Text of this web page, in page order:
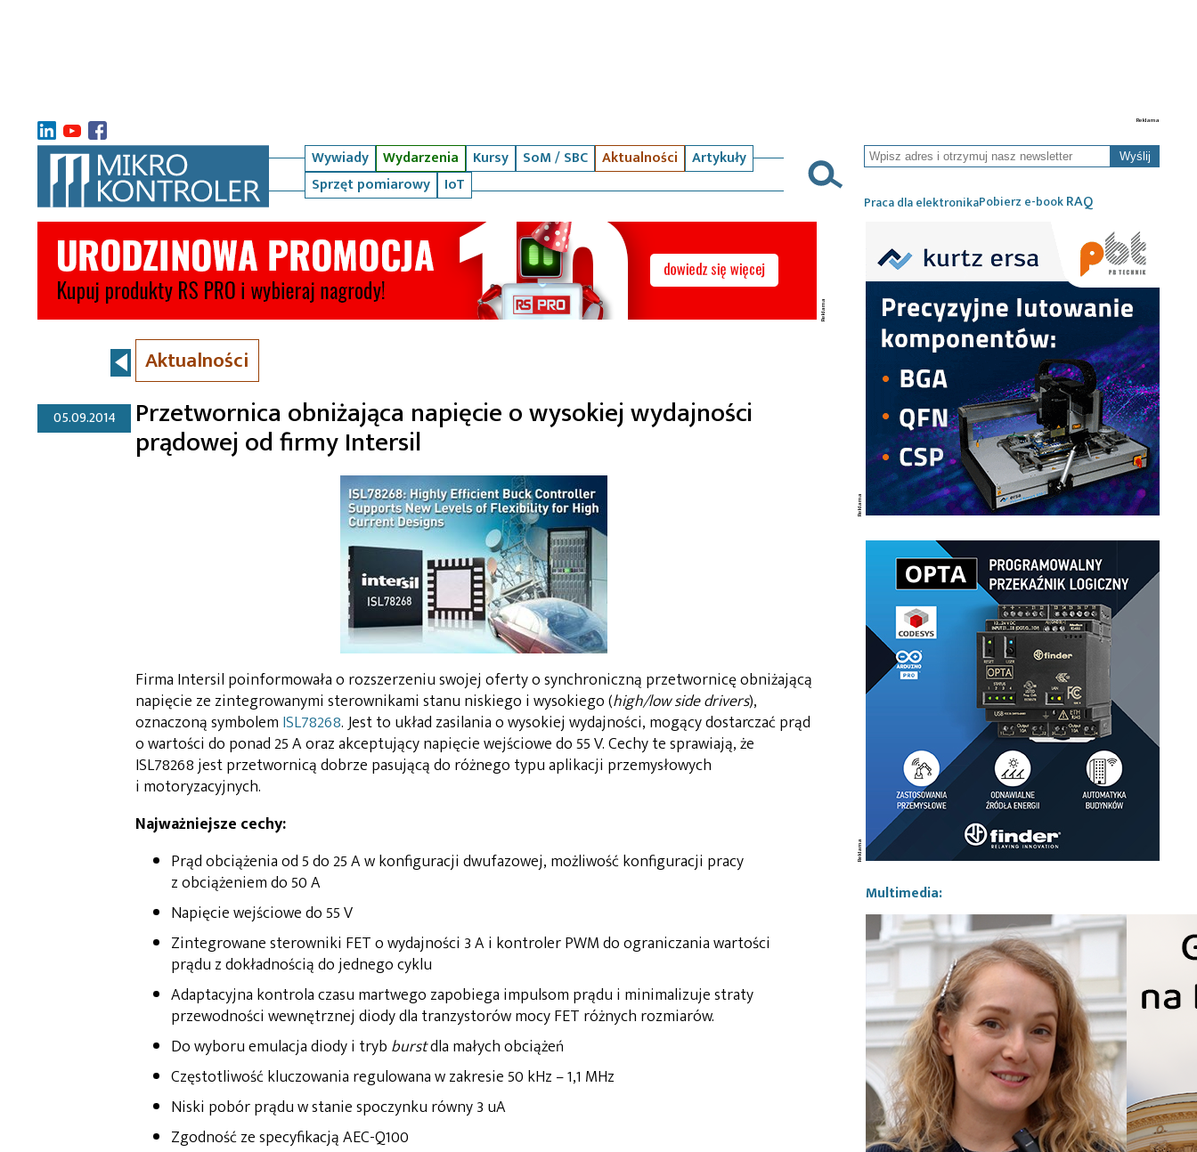
Wywiady Wydarzenia Kursy SoM / SBC Aktualności
Artykuły
Sprzęt pomiarowy
IoT
Wyślij
Praca dla elektronikaPobierz e-bookRAQ
Aktualności
05.09.2014 Przetwornica obniżająca napięcie o wysokiej wydajności
prądowej od firmy Intersil
Firma Intersil poinformowała o rozszerzeniu swojej oferty o synchroniczną przetwornicę obniżającą
napięcie ze zintegrowanymi sterownikami stanu niskiego i wysokiego (high/low side drivers),
oznaczoną symbolem ISL78268. Jest to układ zasilania o wysokiej wydajności, mogący dostarczać prąd
o wartości do ponad 25 A oraz akceptujący napięcie wejściowe do 55 V. Cechy te sprawiają, że
ISL78268 jest przetwornicą dobrze pasującą do różnego typu aplikacji przemysłowych
i motoryzacyjnych.
Najważniejsze cechy:
Prąd obciążenia od 5 do 25 A w konfiguracji dwufazowej, możliwość konfiguracji pracy
z obciążeniem do 50 A
Napięcie wejściowe do 55 V
Zintegrowane sterowniki FET o wydajności 3 A i kontroler PWM do ograniczania wartości
prądu z dokładnością do jednego cyklu
Adaptacyjna kontrola czasu martwego zapobiega impulsom prądu i minimalizuje straty
przewodności wewnętrznej diody dla tranzystorów mocy FET różnych rozmiarów.
Do wyboru emulacja diody i tryb burstdla małych obciążeń
Częstotliwość kluczowania regulowana w zakresie 50 kHz – 1,1 MHz
Niski pobór prądu w stanie spoczynku równy 3 uA
Zgodność ze specyfikacją AEC-Q100
Multimedia: